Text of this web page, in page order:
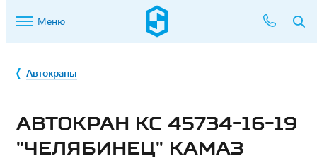
Меню
Автокраны
АВТОКРАН КС 45734-16-19
"ЧЕЛЯБИНЕЦ" КАМАЗ